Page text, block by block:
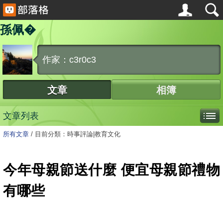
孫佩�
作家：c3r0c3
文章 相簿
文章列表
所有文章 / 目前分類：時事評論|教育文化
今年母親節送什麼 便宜母親節禮物
有哪些